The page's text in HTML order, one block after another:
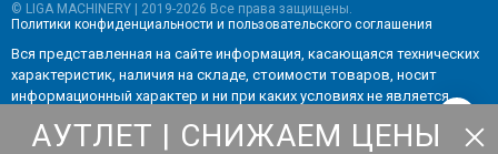
© LIGA MACHINERY | 2019-2026 Все права защищены.
Политики конфиденциальности и пользовательского соглашения
Вся представленная на сайте информация, касающаяся технических
характеристик, наличия на складе, стоимости товаров, носит
информационный характер и ни при каких условиях не является
Гражданского кодекса РФ
АУТЛЕТ | СНИЖАЕМ ЦЕНЫ